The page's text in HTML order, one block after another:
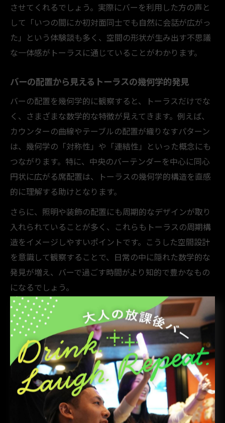
させてくれるでしょう。実際にバーを利用した方の声と
して「いつの間にか初対面同士でも自然に会話が広がっ
た」という体験談も多く、空間の形状が生み出す不思議
な一体感がトーラスに通じていることがわかります。
バーの配置から見えるトーラスの幾何学的発見
バーの配置を幾何学的に観察すると、トーラスだけでな
く、さまざまな数学的な特徴が見えてきます。例えば、
カウンターの曲線やテーブルの配置が織りなすパターン
は、幾何学の「対称性」や「連結性」といった概念にも
つながります。特に、中央のバーテンダーを中心に同心
円状に広がる席配置は、トーラスの幾何学的構造を直感
的に理解する助けとなります。
さらに、照明や装飾の配置にも周期的なデザインが取り
入れられていることが多く、これらもトーラスの周期構
造をイメージしやすいポイントです。こうした空間設計
を意識して観察することで、日常の中に隠れた数学的な
発見が増え、バーで過ごす時間がより知的で豊かなもの
になるでしょう。
日常生活の中に潜むトーラスの本質
バーを例に日常で見つかるトーラスの特徴
バーという空間を観察すると、実はトーラスの特徴が身
近な形で存在していることに気づきます。トーラスと